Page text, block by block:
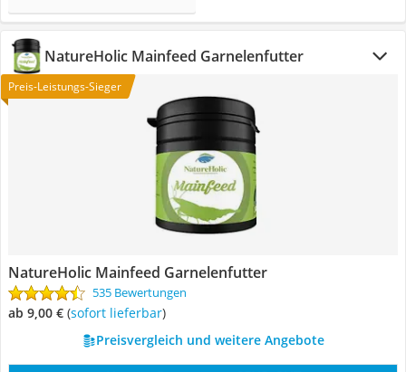
NatureHolic Mainfeed Garnelenfutter
Preis-Leistungs-Sieger
NatureHolic Mainfeed Garnelenfutter
535 Bewertungen
ab 9,00 € ( Sofort lieferbar)
Preisvergleich und weitere Angebote